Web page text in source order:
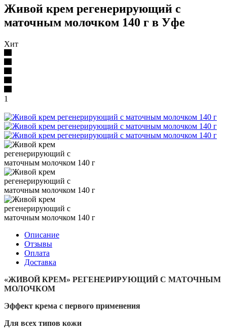
Живой крем регенерирующий с
маточным молочком 140 г в Уфе
Хит
1
Описание
Отзывы
Оплата
Доставка
«ЖИВОЙ КРЕМ» РЕГЕНЕРИРУЮЩИЙ С МАТОЧНЫМ
МОЛОЧКОМ
Эффект крема с первого применения
Для всех типов кожи